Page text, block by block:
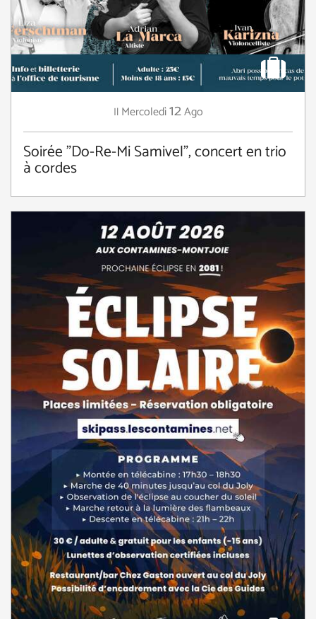
Il Mercoledì12Ago
Soirée "Do-Re-Mi Samivel", concert en trio
à cordes